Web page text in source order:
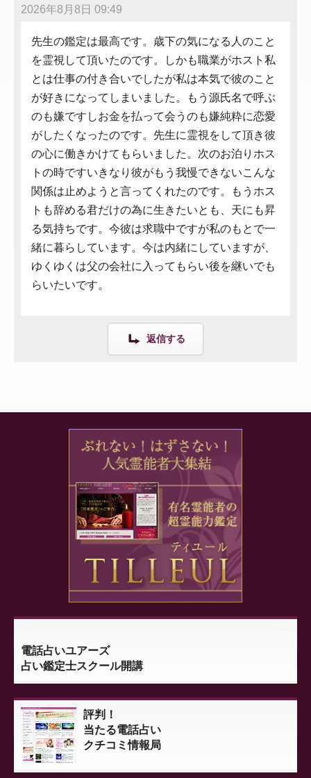
2026年8月8日 09:49
先生の鑑定は最高です。歳下の気になる人のこと
を霊視して頂いたのです。しかも職業がホスト私
とは仕事の付き合いでしたが私は本気で彼のこと
が好きになってしまいました。もう源氏名で呼ぶ
のも嫌ですしお金を払って会うのも嫌純粋に恋愛
がしたくなったのです。先生に霊視をして頂き彼
の心に働きかけてもらいました。次のお泊りホス
トの時ですいきなり彼がもう我慢できないこんな
関係は止めようと言ってくれたのです。もうホス
トも辞める君だけの為に生きたいとも、天にも昇
る気持ちです。今彼は求職中ですが私のもとで一
緒に暮らしています。今は内緒にしていますが、
ゆくゆくは父の会社に入ってもらい後を継いでも
らいたいです。
返信する
電話占いユアーズ
占い鑑定士スクール開講
評判！
当たる電話占い
クチコミ情報局